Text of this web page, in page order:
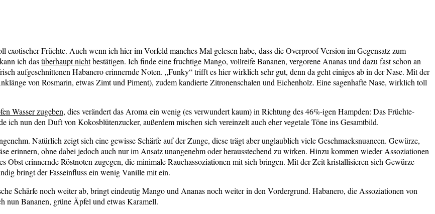
exotischer Früchte. Auch wenn ich hier im Vorfeld manches Mal gelesen habe, dass die Overproof-Version im Gegensatz zum
ich dasüberhaupt nichtbestätigen. Ich finde eine fruchtige Mango, vollreife Bananen, vergorene Ananas und dazu fast schon an
aufgeschnittenen Habanero erinnernde Noten. „Funky“ trifft es hier wirklich sehr gut, denn da geht einiges ab in der Nase. Mit der
von Rosmarin, etwas Zimt und Piment), zudem kandierte Zitronenschalen und Eichenholz. Eine sagenhafte Nase, wirklich toll
Wasser zugeben, dies verändert das Aroma ein wenig (es verwundert kaum) in Richtung des 46%-igen Hampden: Das Früchte-
nun den Duft von Kokosblütenzucker, außerdem mischen sich vereinzelt auch eher vegetale Töne ins Gesamtbild.
Natürlich zeigt sich eine gewisse Schärfe auf der Zunge, diese trägt aber unglaublich viele Geschmacksnuancen. Gewürze,
erinnern, ohne dabei jedoch auch nur im Ansatz unangenehm oder herausstechend zu wirken. Hinzu kommen wieder Assoziationen
Obst erinnernde Röstnoten zugegen, die minimale Rauchassoziationen mit sich bringen. Mit der Zeit kristallisieren sich Gewürze
bringt der Fasseinfluss ein wenig Vanille mit ein.
Schärfe noch weiter ab, bringt eindeutig Mango und Ananas noch weiter in den Vordergrund. Habanero, die Assoziationen von
nun Bananen, grüne Äpfel und etwas Karamell.